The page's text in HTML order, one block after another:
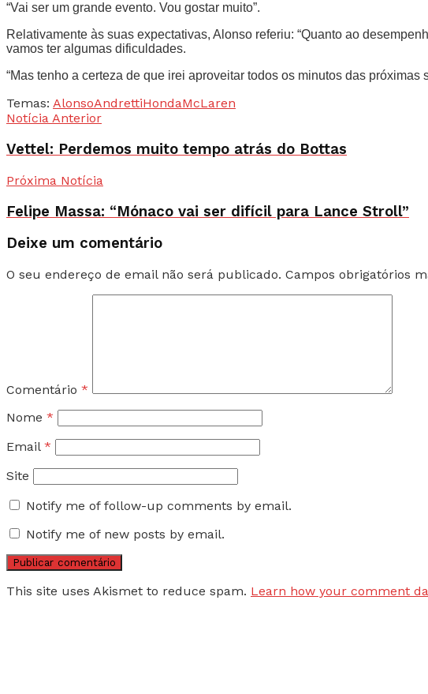
“Vai ser um grande evento. Vou gostar muito”.
Relativamente às suas expectativas, Alonso referiu: “Quanto ao
vamos ter algumas dificuldades.
“Mas tenho a certeza de que irei aproveitar todos os minutos das próximas
Temas: AlonsoAndrettiHondaMcLaren
Notícia Anterior
Vettel: Perdemos muito tempo atrás do Bottas
Próxima Notícia
Felipe Massa: “Mónaco vai ser difícil para Lance Stroll”
Deixe um comentário
O seu endereço de email não será publicado. Campos obrigatórios
Comentário *
Nome *
Email *
Site
Notify me of follow-up comments by email.
Notify me of new posts by email.
This site uses Akismet to reduce spam. Learn how your comment